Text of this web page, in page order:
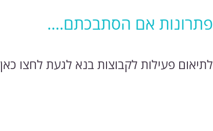
פתרונות אם הסתבכתם....
לתיאום פעילות לקבוצות בנא לגעת לחצו כאן